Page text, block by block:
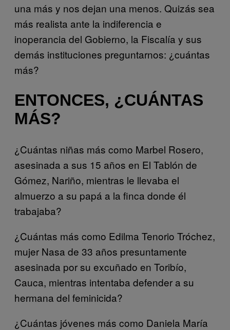
una más y nos dejan una menos. Quizás sea
más realista ante la indiferencia e
inoperancia del Gobierno, la Fiscalía y sus
demás instituciones preguntarnos: ¿cuántas
más?
ENTONCES, ¿CUÁNTAS
MÁS?
¿Cuántas niñas más como Marbel Rosero,
asesinada a sus 15 años en El Tablón de
Gómez, Nariño, mientras le llevaba el
almuerzo a su papá a la finca donde él
trabajaba?
¿Cuántas más como Edilma Tenorio Tróchez,
mujer Nasa de 33 años presuntamente
asesinada por su excuñado en Toribío,
Cauca, mientras intentaba defender a su
hermana del feminicida?
¿Cuántas jóvenes más como Daniela María